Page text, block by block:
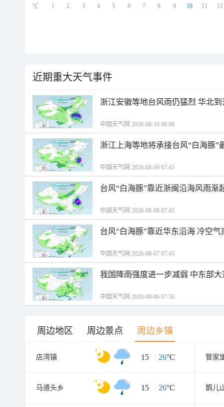
1 2 3 4 5 6 7 8 9 10 11 12
℃
近期重大天气事件
浙江安徽等地台风雨仍猛烈 华北
中国天气网 2026-08-10 08:00
浙江上海等地将承接台风“白海豚”
中国天气网 2026-08-09 07:45
台风“白海豚”靠近浙闽沿海风雨渐
中国天气网 2026-08-08 07:45
台风“白海豚”靠近华东沿海 冷空
中国天气网 2026-08-07 07:45
我国降雨强度进一步减弱 中东部
中国天气网 2026-08-06 07:50
周边地区 周边景点 周边乡镇
店湾镇 15 / 26°C 管家
马道头乡 15 / 26°C 鹊儿